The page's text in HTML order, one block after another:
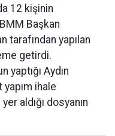
12 kişinin
Başkan
tarafından yapılan
getirdi.
yaptığı Aydın
ihale
aldığı dosyanın